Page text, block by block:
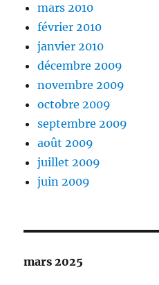
mars 2010
février 2010
janvier 2010
décembre 2009
novembre 2009
octobre 2009
septembre 2009
août 2009
juillet 2009
juin 2009
mars 2025